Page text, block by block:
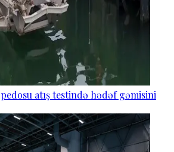
atış testində hədəf gəmisini